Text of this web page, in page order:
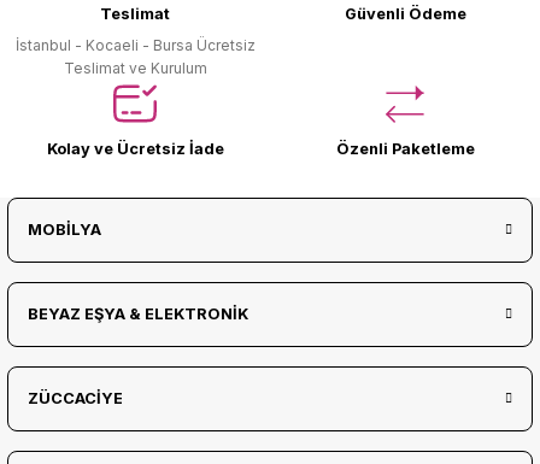
Teslimat
İstanbul - Kocaeli - Bursa Ücretsiz
Teslimat ve Kurulum
Güvenli Ödeme
Kolay ve Ücretsiz İade Özenli Paketleme
MOBİLYA
BEYAZ EŞYA & ELEKTRONİK
ZÜCCACİYE